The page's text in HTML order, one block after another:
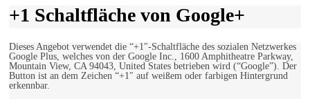
+1 Schaltfläche von Google+
Dieses Angebot verwendet die “+1″-Schaltfläche des sozialen Netzwerkes
Google Plus, welches von der Google Inc., 1600 Amphitheatre Parkway,
Mountain View, CA 94043, United States betrieben wird (“Google”). Der
Button ist an dem Zeichen “+1″ auf weißem oder farbigen Hintergrund
erkennbar.